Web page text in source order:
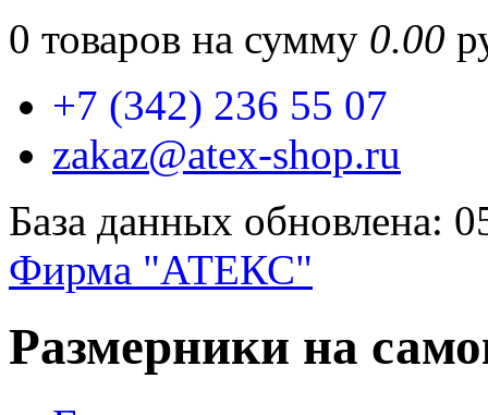
0 товаров на сумму 0.00
+7 (342) 236 55 07
zakaz@atex-shop.ru
База данных обновлена:
Фирма "АТЕКС"
Размерники на